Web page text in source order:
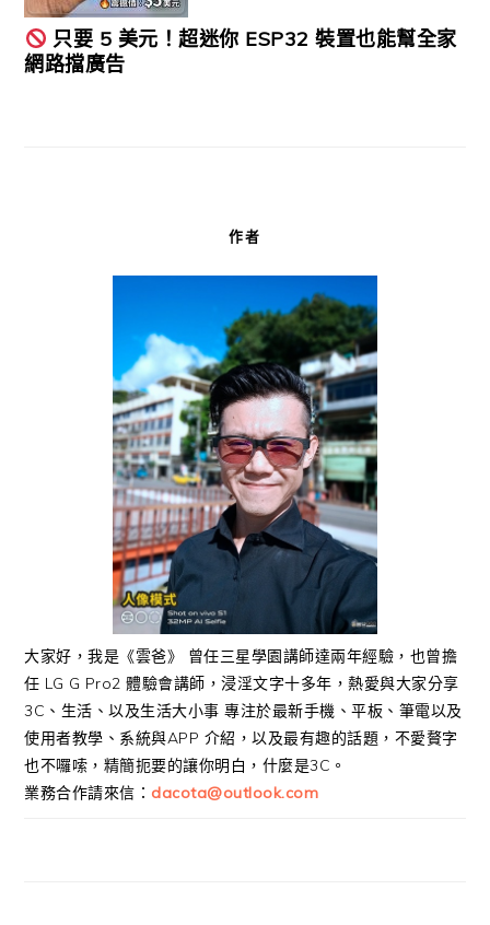
只要 5 美元！超迷你 ESP32 裝置也能幫全家
網路擋廣告
作者
大家好，我是《雲爸》 曾任三星學園講師達兩年經驗，也曾擔
任 LG G Pro2 體驗會講師，浸淫文字十多年，熱愛與大家分享
3C、生活、以及生活大小事 專注於最新手機、平板、筆電以及
使用者教學、系統與APP 介紹，以及最有趣的話題，不愛贅字
也不囉嗦，精簡扼要的讓你明白，什麼是3C。
業務合作請來信： dacota@outlook.com